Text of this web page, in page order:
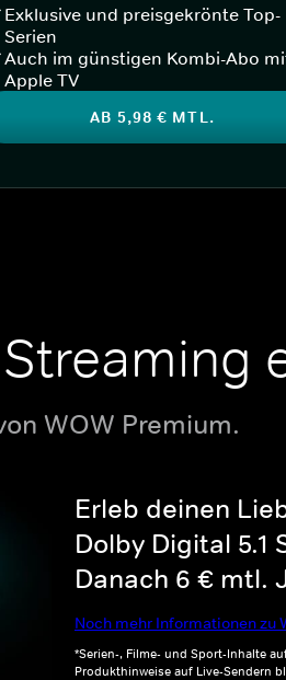
Exklusive und preisgekrönte Top-
Serien
Auch im günstigen Kombi-Abo
Apple TV
AB 5,98 € MTL.
WOW Premium.
Erleb deinen
Dolby Digital 5.1
Danach 6 € mtl.
Noch mehr Informationen zu
*Serien-, Filme- und Sport-Inhalte
Produkthinweise auf Live-Sendern